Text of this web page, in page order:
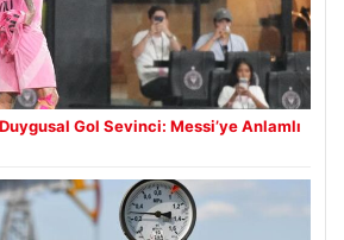
Gol Sevinci: Messi’ye Anlamlı